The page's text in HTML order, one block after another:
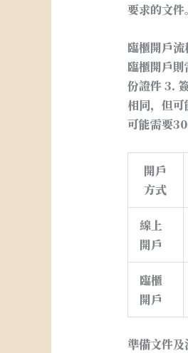
要求的文件
臨櫃開戶
臨櫃開戶
份證件 3.
相同，但可
可能需要30
開戶
方式
線上
開戶
臨櫃
開戶
準備文件